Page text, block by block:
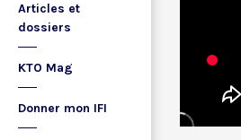
Articles et
dossiers
KTO Mag
Donner mon IFI